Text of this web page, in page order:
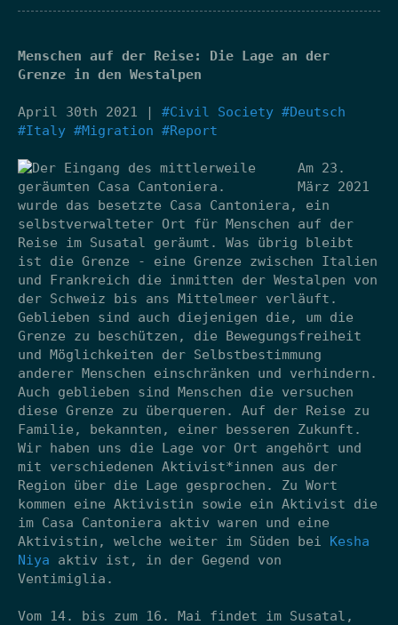
Menschen auf der Reise: Die Lage an der
Grenze in den Westalpen
April 30th 2021 | #Civil Society #Deutsch
#Italy #Migration #Report
Am 23.
März 2021
wurde das besetzte Casa Cantoniera, ein
selbstverwalteter Ort für Menschen auf der
Reise im Susatal geräumt. Was übrig bleibt
ist die Grenze - eine Grenze zwischen Italien
und Frankreich die inmitten der Westalpen von
der Schweiz bis ans Mittelmeer verläuft.
Geblieben sind auch diejenigen die, um die
Grenze zu beschützen, die Bewegungsfreiheit
und Möglichkeiten der Selbstbestimmung
anderer Menschen einschränken und verhindern.
Auch geblieben sind Menschen die versuchen
diese Grenze zu überqueren. Auf der Reise zu
Familie, bekannten, einer besseren Zukunft.
Wir haben uns die Lage vor Ort angehört und
mit verschiedenen Aktivist*innen aus der
Region über die Lage gesprochen. Zu Wort
kommen eine Aktivistin sowie ein Aktivist die
im Casa Cantoniera aktiv waren und eine
Aktivistin, welche weiter im Süden bei Kesha
Niya aktiv ist, in der Gegend von
Ventimiglia.
Vom 14. bis zum 16. Mai findet im Susatal,